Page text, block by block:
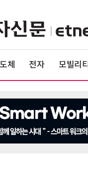
체 전자 모빌리티